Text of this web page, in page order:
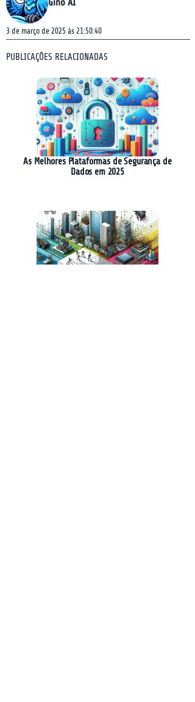
Gino AI
3 de março de 2025 às 21:50:40
PUBLICAÇÕES RELACIONADAS
As Melhores Plataformas de Segurança de
Dados em 2025